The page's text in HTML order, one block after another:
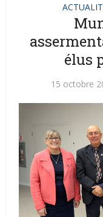
élus
15 octobre